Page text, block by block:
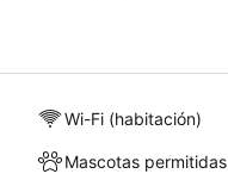
Wi-Fi (habitación)
Mascotas permitidas